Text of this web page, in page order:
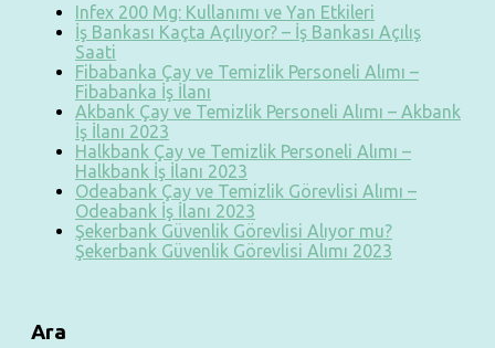
Infex 200 Mg: Kullanımı ve Yan Etkileri
İş Bankası Kaçta Açılıyor? – İş Bankası Açılış
Saati
Fibabanka Çay ve Temizlik Personeli Alımı –
Fibabanka İş İlanı
Akbank Çay ve Temizlik Personeli Alımı – Akbank
İş İlanı 2023
Halkbank Çay ve Temizlik Personeli Alımı –
Halkbank İş İlanı 2023
Odeabank Çay ve Temizlik Görevlisi Alımı –
Odeabank İş İlanı 2023
Şekerbank Güvenlik Görevlisi Alıyor mu?
Şekerbank Güvenlik Görevlisi Alımı 2023
Ara